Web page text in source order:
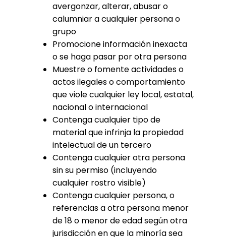
avergonzar, alterar, abusar o
calumniar a cualquier persona o
grupo
Promocione información inexacta
o se haga pasar por otra persona
Muestre o fomente actividades o
actos ilegales o comportamiento
que viole cualquier ley local, estatal,
nacional o internacional
Contenga cualquier tipo de
material que infrinja la propiedad
intelectual de un tercero
Contenga cualquier otra persona
sin su permiso (incluyendo
cualquier rostro visible)
Contenga cualquier persona, o
referencias a otra persona menor
de 18 o menor de edad según otra
jurisdicción en que la minoría sea